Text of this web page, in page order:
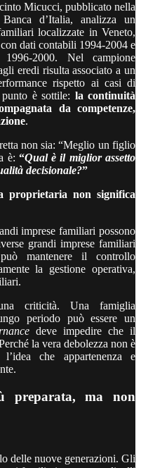
Micucci, pubblicato nella
d’Italia, analizza un
localizzate in Veneto,
dati contabili 1994-2004 e
2000. Nel campione
eredi risulta associato a un
rispetto ai casi di
è sottile: la continuità
da competenze,
.
non sia: “Meglio un figlio
è: “Qual è il miglior assetto
decisionale?”
proprietaria non significa
imprese familiari possono
grandi imprese familiari
mantenere il controllo
la gestione operativa,
criticità. Una famiglia
periodo può essere un
deve impedire che il
la vera debolezza non è
che appartenenza e
preparata, ma non
delle nuove generazioni. Gli